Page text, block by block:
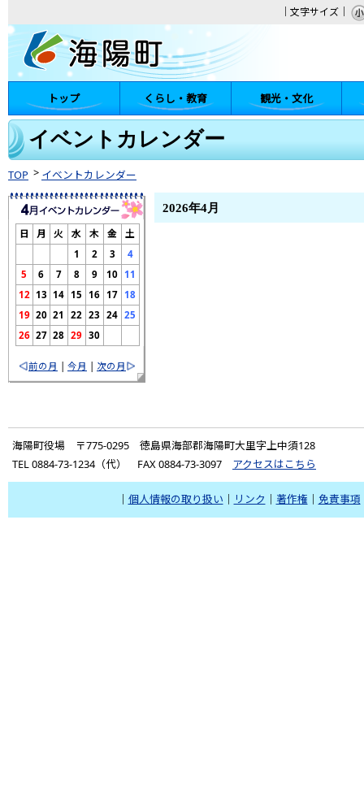
｜文字サイズ｜
トップ くらし・教育 観光・文化
イベントカレンダー
TOP イベントカレンダー
2026年4月
日 月 火 水 木 金
土
1
2 3
4
5
6 7 8 9 10 11
12 13 14 15 16 17 18
19 20 21 22 23 24 25
26 27 28 29 30
前の月 今月 次の月
海陽町役場 〒775-0295 徳島県海部郡海陽町大里字上中須128
TEL 0884-73-1234（代） FAX 0884-73-3097 アクセスはこちら
｜ 個人情報の取り扱い ｜ リンク ｜ 著作権 ｜ 免責事項